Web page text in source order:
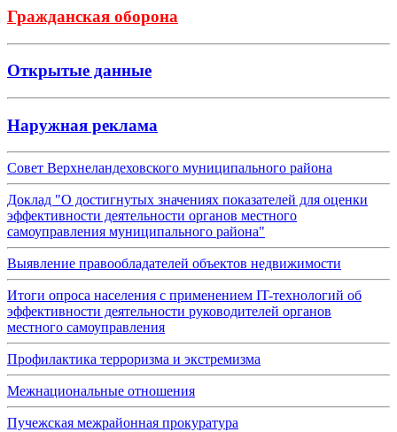
Гражданская оборона
Открытые данные
Наружная реклама
Совет Верхнеландеховского муниципального района
Доклад "О достигнутых значениях показателей для оценки
эффективности деятельности органов местного
самоуправления муниципального района"
Выявление правообладателей объектов недвижимости
Итоги опроса населения с применением IT-технологий об
эффективности деятельности руководителей органов
местного самоуправления
Профилактика терроризма и экстремизма
Межнациональные отношения
Пучежская межрайонная прокуратура